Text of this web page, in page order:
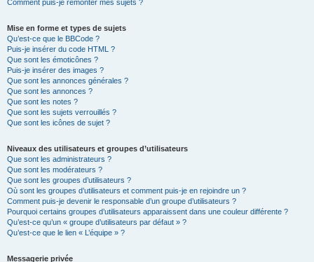
Comment puis-je remonter mes sujets ?
Mise en forme et types de sujets
Qu’est-ce que le BBCode ?
Puis-je insérer du code HTML ?
Que sont les émoticônes ?
Puis-je insérer des images ?
Que sont les annonces générales ?
Que sont les annonces ?
Que sont les notes ?
Que sont les sujets verrouillés ?
Que sont les icônes de sujet ?
Niveaux des utilisateurs et groupes d’utilisateurs
Que sont les administrateurs ?
Que sont les modérateurs ?
Que sont les groupes d’utilisateurs ?
Où sont les groupes d’utilisateurs et comment puis-je en rejoindre un ?
Comment puis-je devenir le responsable d’un groupe d’utilisateurs ?
Pourquoi certains groupes d’utilisateurs apparaissent dans une couleur différente ?
Qu’est-ce qu’un « groupe d’utilisateurs par défaut » ?
Qu’est-ce que le lien « L’équipe » ?
Messagerie privée